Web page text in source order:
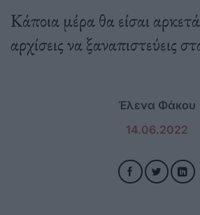
Κάποια μέρα θα είσαι
αρχίσεις να ξαναπιστεύεις
Έλενα Φάκου
14.06.2022